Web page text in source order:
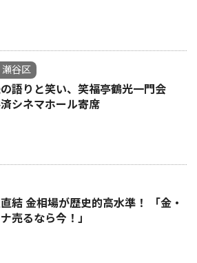
谷区
語りと笑い、笑福亭鶴光一門会
シネマホール寄席
結 金相場が歴史的高水準！ 「金・
売るなら今！」